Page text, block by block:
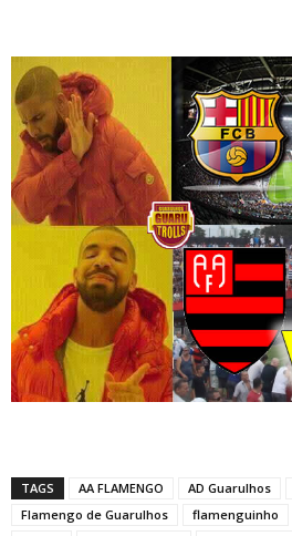
TAGS AA FLAMENGO AD Guarulhos
Flamengo de Guarulhos
flamenguinho